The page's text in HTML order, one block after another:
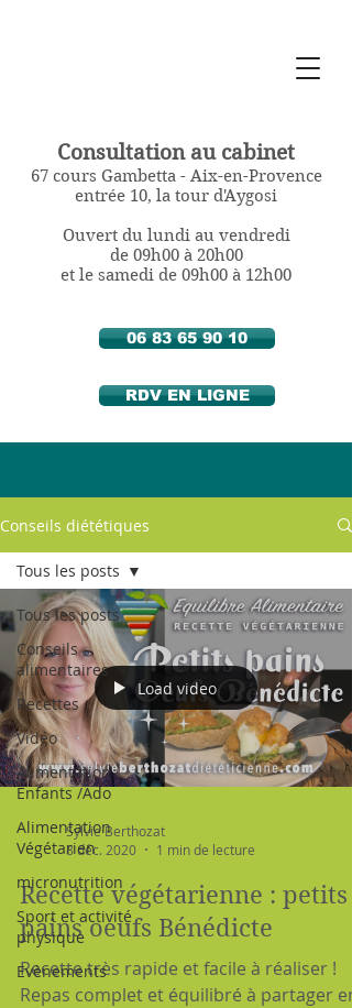
Consultation au cabinet
67 cours Gambetta - Aix-en-Provence
entrée 10, la tour d'Aygosi
Ouvert du lundi au vendredi
de 09h00 à 20h00
et le samedi de 09h00 à 12h00
06 83 65 90 10
RDV EN LIGNE
Conseils diététiques
Tous les posts
Conseils
alimentaires
Recettes
Vidéo
Alimentation
Enfants /Ado
Alimentation
Végétarien
micronutrition
Sport et activité
physique
Evènements
Tous les posts
Load video
Sylvie Berthozat
8 déc. 2020
1 min de lecture
Recette végétarienne : petits
pains oeufs Bénédicte
Recette très rapide et facile à réaliser !
Repas complet et équilibré à partager en